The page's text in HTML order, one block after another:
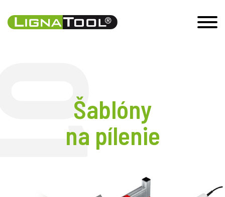
Šablóny
na pílenie